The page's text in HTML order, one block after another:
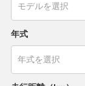
年式